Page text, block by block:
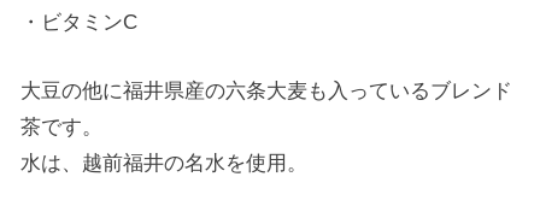
・ビタミンC
大豆の他に福井県産の六条大麦も入っているブレンド
茶です。
水は、越前福井の名水を使用。